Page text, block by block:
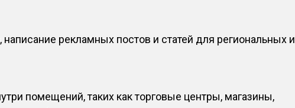
рекламных постов и статей для региональных и
помещений, таких как торговые центры, магазины,